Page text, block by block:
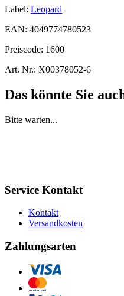
Label: Leopard
EAN: 4049774780523
Preiscode: 1600
Art. Nr.: X00378052-6
Das könnte Sie
Bitte warten...
Service Kontakt
Kontakt
Versandkosten
Zahlungsarten